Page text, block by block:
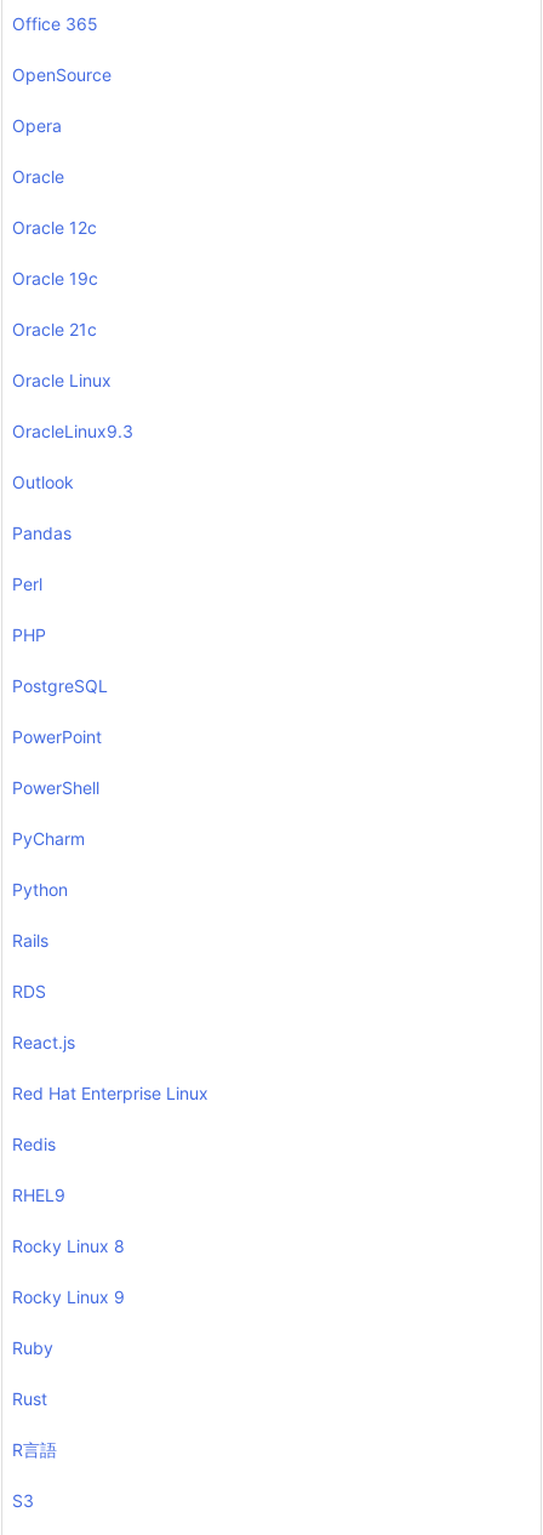
Office 365
OpenSource
Opera
Oracle
Oracle 12c
Oracle 19c
Oracle 21c
Oracle Linux
OracleLinux9.3
Outlook
Pandas
Perl
PHP
PostgreSQL
PowerPoint
PowerShell
PyCharm
Python
Rails
RDS
React.js
Red Hat Enterprise Linux
Redis
RHEL9
Rocky Linux 8
Rocky Linux 9
Ruby
Rust
R言語
S3